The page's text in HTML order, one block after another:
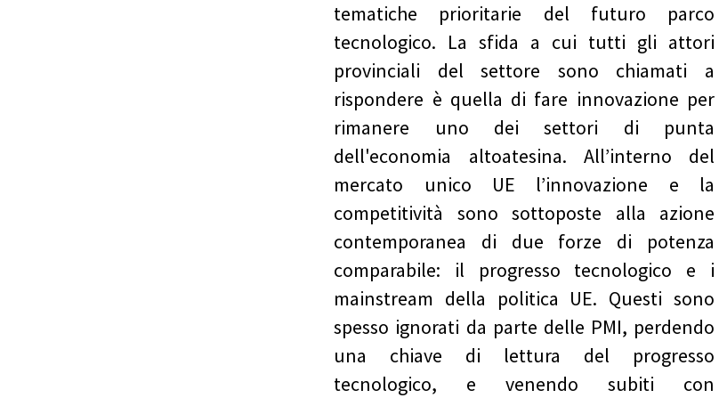
tematiche prioritarie del futuro parco
tecnologico. La sfida a cui tutti gli attori
provinciali del settore sono chiamati a
rispondere è quella di fare innovazione per
rimanere uno dei settori di punta
dell'economia altoatesina. All’interno del
mercato unico UE l’innovazione e la
competitività sono sottoposte alla azione
contemporanea di due forze di potenza
comparabile: il progresso tecnologico e i
mainstream della politica UE. Questi sono
spesso ignorati da parte delle PMI, perdendo
una chiave di lettura del progresso
tecnologico, e venendo subiti con